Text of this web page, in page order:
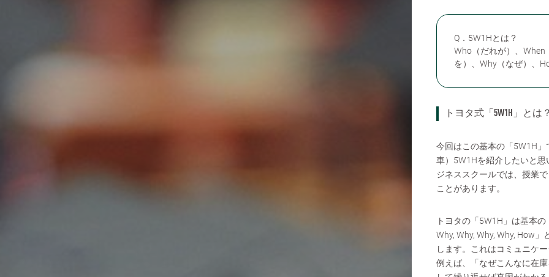
Q．5W1Hとは？
Who（だれが）、
を）、Why（なぜ）、
トヨタ式「5W1H」とは
今回はこの基本の「5W1H
車）5W1Hを紹介したいと
ジネススクールでは、授業
ことがあります。
トヨタの「5W1H」は基本
Why, Why, Why, Why, How
します。これはコミュニケ
例えば、「なぜこんなに在